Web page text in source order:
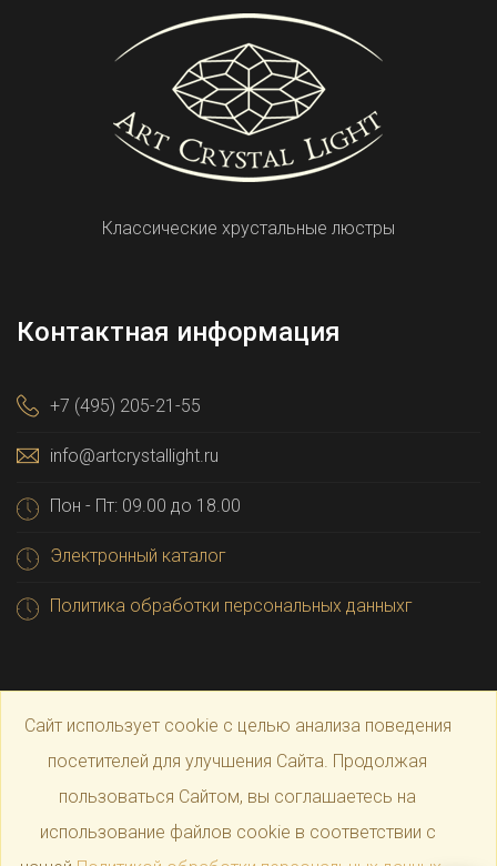
Классические хрустальные люстры
Контактная информация
+7 (495) 205-21-55
info@artcrystallight.ru
Пон - Пт: 09.00 до 18.00
Электронный каталог
Политика обработки персональных данныхг
Сайт использует cookie с целью анализа поведения
посетителей для улучшения Сайта. Продолжая
пользоваться Сайтом, вы соглашаетесь на
использование файлов cookie в соответствии с